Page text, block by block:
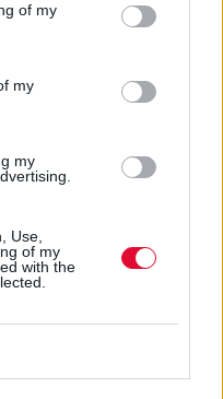
of my
my
my
Use,
of my
with the
αίματος
του να
και των
θα μας
προβολή του
της σειράς
για τη